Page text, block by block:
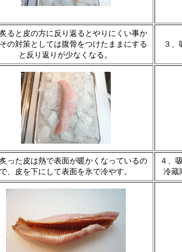
ると皮の方に反り返るとやりにくい事か
の対策としては腹骨をつけたままにする
と反り返りが少なくなる。
３
った皮は熱で表面が暖かくなっているの
で、皮を下にして表面を氷で冷やす。
４、
冷蔵